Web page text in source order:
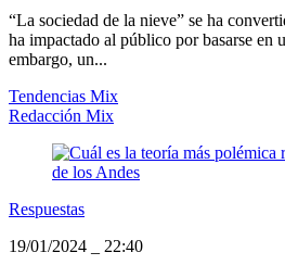
“La sociedad de la nieve” se ha
ha impactado al público por basarse en
embargo, un...
Tendencias Mix
Redacción Mix
Respuestas
19/01/2024
22:40